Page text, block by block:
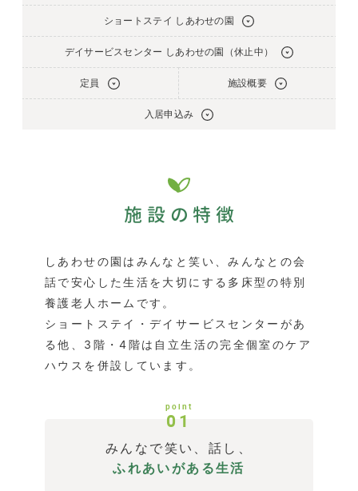
ショートステイ しあわせの園
デイサービスセンター しあわせの園（休止中）
定員 施設概要
入居申込み
施設の特徴
しあわせの園はみんなと笑い、みんなとの会
話で安心した生活を大切にする多床型の特別
養護老人ホームです。
ショートステイ・デイサービスセンターがあ
る他、3階・4階は自立生活の完全個室のケア
ハウスを併設しています。
point
01
みんなで笑い、話し、
ふれあいがある生活